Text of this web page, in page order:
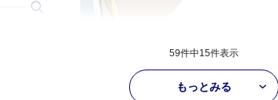
59件中15件表示
もっとみる